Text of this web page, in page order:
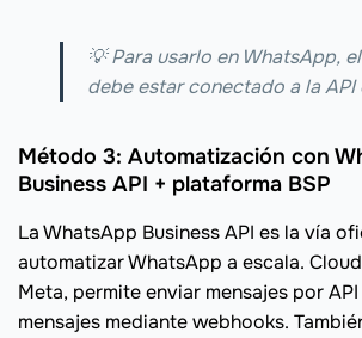
💡 Para usarlo en WhatsApp,
debe estar conectado a la API
Método 3: Automatización con
Business API + plataforma BSP
La WhatsApp Business API es la vía
automatizar WhatsApp a escala.
Meta, permite enviar mensajes por
mensajes mediante webhooks.